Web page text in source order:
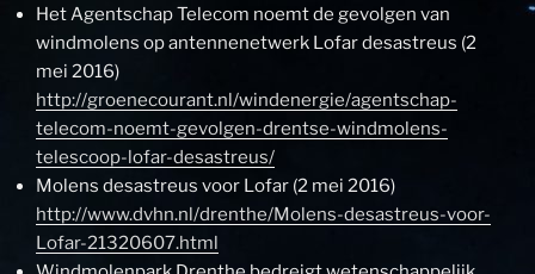
Het Agentschap Telecom noemt de gevolgen van
windmolens op antennenetwerk Lofar desastreus (2
mei 2016)
http://groenecourant.nl/windenergie/agentschap-
telecom-noemt-gevolgen-drentse-windmolens-
telescoop-lofar-desastreus/
Molens desastreus voor Lofar (2 mei 2016)
http://www.dvhn.nl/drenthe/Molens-desastreus-voor-
Lofar-21320607.html